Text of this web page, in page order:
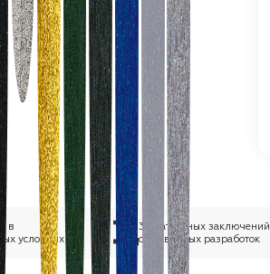
в
условиях
35 патентных заключений
собственных разработок